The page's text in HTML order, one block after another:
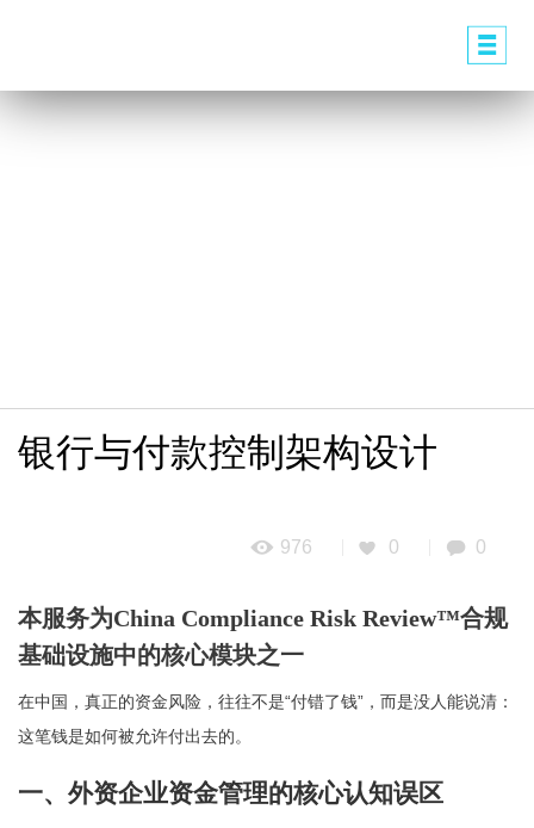
银行与付款控制架构设计
976 0 0
本服务为China Compliance Risk Review™合规
基础设施中的核心模块之一
在中国，真正的资金风险，往往不是“付错了钱” ，而是没人能说清：
这笔钱是如何被允许付出去的。
一、外资企业资金管理的核心认知误区